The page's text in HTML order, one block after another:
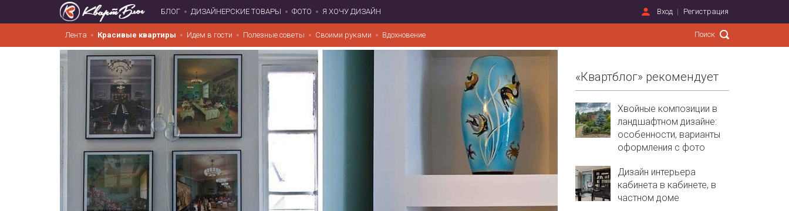
БЛОГ ДИЗАЙНЕРСКИЕ ТОВАРЫ ФОТО Я ХОЧУ ДИЗАЙН Вход Регистрация
Лента Красивые квартиры Идем в гости Полезные советы Своими руками Вдохновение
«Квартблог» рекомендует
Хвойные композиции в
ландшафтном дизайне:
особенности, варианты
оформления с фото
Дизайн интерьера
кабинета в кабинете, в
частном доме